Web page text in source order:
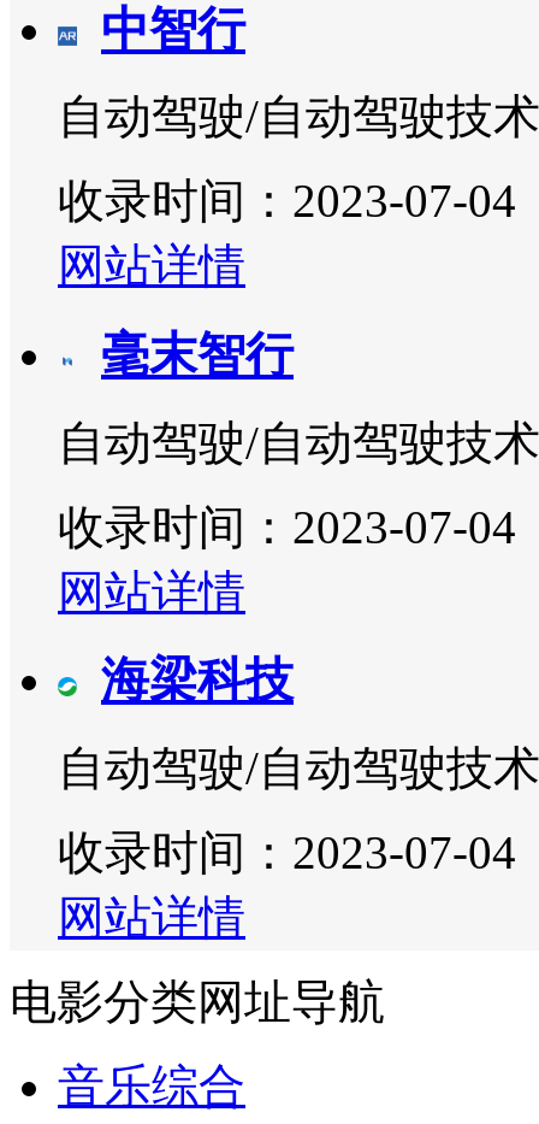
中智行
自动驾驶/自动驾驶技术
收录时间：2023-07-04
网站详情
毫末智行
自动驾驶/自动驾驶技术
收录时间：2023-07-04
网站详情
海梁科技
自动驾驶/自动驾驶技术
收录时间：2023-07-04
网站详情
电影分类网址导航
音乐综合